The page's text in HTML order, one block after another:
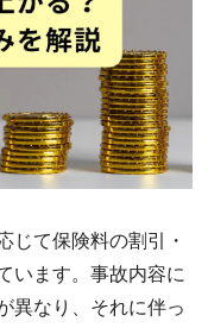
じて保険料の割引・
います。事故内容に
異なり、それに伴っ